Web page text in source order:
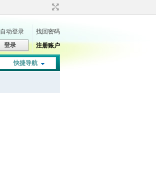
自动登录
找回密码
登录 注册账户
快捷导航